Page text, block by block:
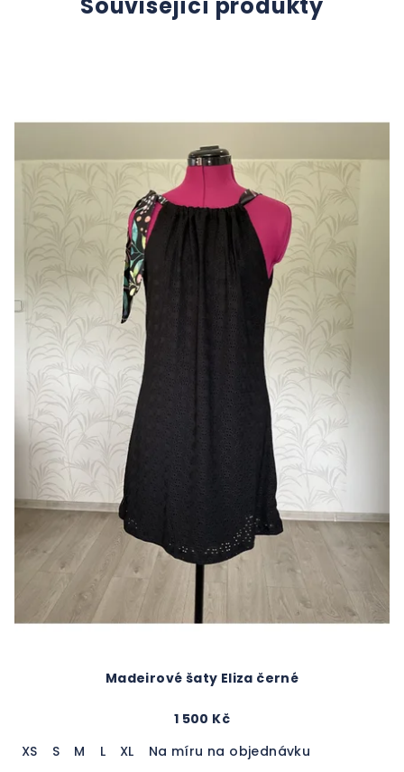
Madeirové šaty Eliza černé
1 500 Kč
XS
S M L XL Na míru na objednávku